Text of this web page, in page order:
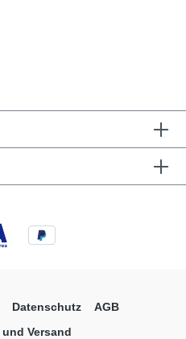
Datenschutz
AGB
Versand